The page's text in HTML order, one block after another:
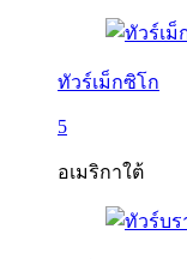
ทัวร์เม็กซิโก
5
อเมริกาใต้